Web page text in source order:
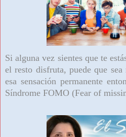
Si alguna vez sientes que te
el resto disfruta, puede que
esa sensación permanente
Síndrome FOMO (Fear of